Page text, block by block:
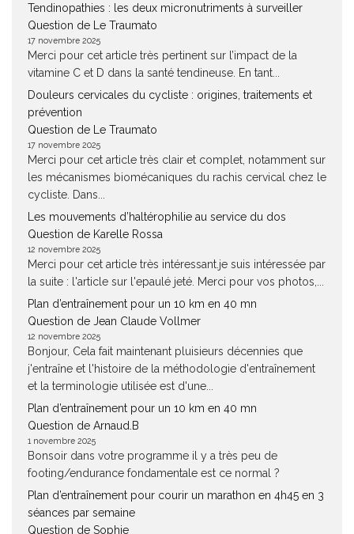
Tendinopathies : les deux micronutriments à surveiller
Question de Le Traumato
17 novembre 2025
Merci pour cet article très pertinent sur l’impact de la
vitamine C et D dans la santé tendineuse. En tant...
Douleurs cervicales du cycliste : origines, traitements et
prévention
Question de Le Traumato
17 novembre 2025
Merci pour cet article très clair et complet, notamment sur
les mécanismes biomécaniques du rachis cervical chez le
cycliste. Dans...
Les mouvements d’haltérophilie au service du dos
Question de Karelle Rossa
12 novembre 2025
Merci pour cet article très intéressant.je suis intéressée par
la suite : l'article sur l'epaulé jeté. Merci pour vos photos,...
Plan d’entraînement pour un 10 km en 40 mn
Question de Jean Claude Vollmer
12 novembre 2025
Bonjour, Cela fait maintenant pluisieurs décennies que
j'entraîne et l'histoire de la méthodologie d'entraînement
et la terminologie utilisée est d'une...
Plan d’entraînement pour un 10 km en 40 mn
Question de Arnaud.B
1 novembre 2025
Bonsoir dans votre programme il y a très peu de
footing/endurance fondamentale est ce normal ?
Plan d’entraînement pour courir un marathon en 4h45 en 3
séances par semaine
Question de Sophie